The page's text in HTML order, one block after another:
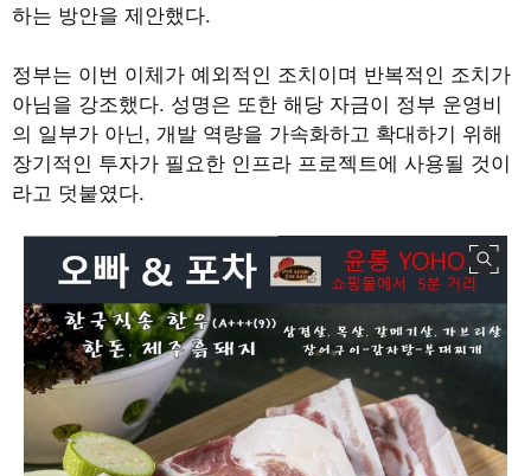
하는 방안을 제안했다.
정부는 이번 이체가 예외적인 조치이며 반복적인 조치가
아님을 강조했다. 성명은 또한 해당 자금이 정부 운영비
의 일부가 아닌, 개발 역량을 가속화하고 확대하기 위해
장기적인 투자가 필요한 인프라 프로젝트에 사용될 것이
라고 덧붙였다.